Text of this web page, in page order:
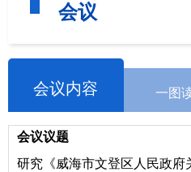
会议
会议内容 一图
会议议题
研究《威海市文登区人民政府